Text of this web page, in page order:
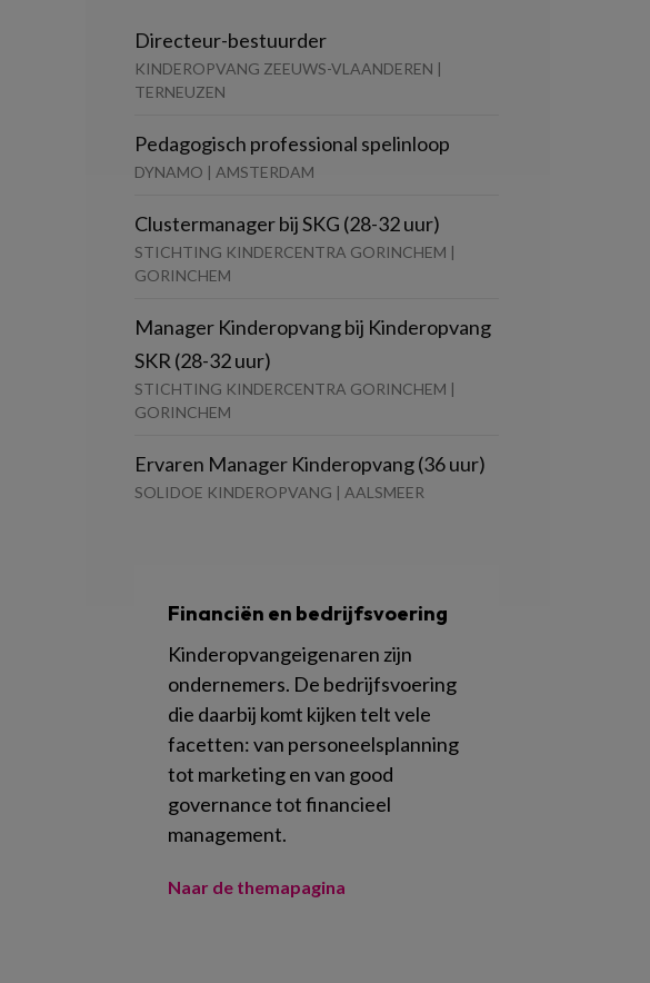
Directeur-bestuurder
KINDEROPVANG ZEEUWS-VLAANDEREN |
TERNEUZEN
Pedagogisch professional spelinloop
DYNAMO | AMSTERDAM
Clustermanager bij SKG (28-32 uur)
STICHTING KINDERCENTRA GORINCHEM |
GORINCHEM
Manager Kinderopvang bij Kinderopvang
SKR (28-32 uur)
STICHTING KINDERCENTRA GORINCHEM |
GORINCHEM
Ervaren Manager Kinderopvang (36 uur)
SOLIDOE KINDEROPVANG | AALSMEER
Financiën en bedrijfsvoering
Kinderopvangeigenaren zijn
ondernemers. De bedrijfsvoering
die daarbij komt kijken telt vele
facetten: van personeelsplanning
tot marketing en van good
governance tot financieel
management.
Naar de themapagina